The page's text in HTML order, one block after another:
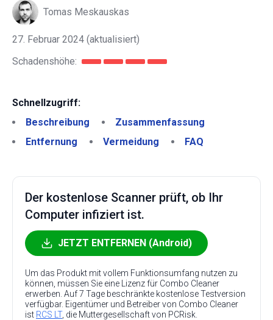
Tomas Meskauskas
27. Februar 2024 (aktualisiert)
Schadenshöhe:
Schnellzugriff:
Beschreibung
Zusammenfassung
Entfernung
Vermeidung FAQ
Der kostenlose Scanner prüft, ob Ihr
Computer infiziert ist.
JETZT ENTFERNEN (Android)
Um das Produkt mit vollem Funktionsumfang nutzen zu
können, müssen Sie eine Lizenz für Combo Cleaner
erwerben. Auf 7 Tage beschränkte kostenlose Testversion
verfügbar. Eigentümer und Betreiber von Combo Cleaner
ist RCS LT, die Muttergesellschaft von PCRisk.